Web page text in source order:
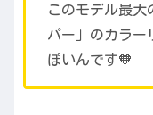
このモデル最大
パー」のカラー
ぽいんです🧡